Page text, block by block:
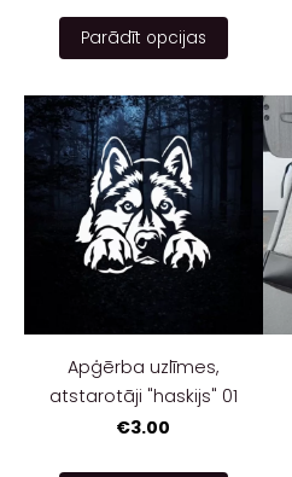
Parādīt opcijas
Apģērba uzlīmes,
atstarotāji "haskijs" 01
€3.00